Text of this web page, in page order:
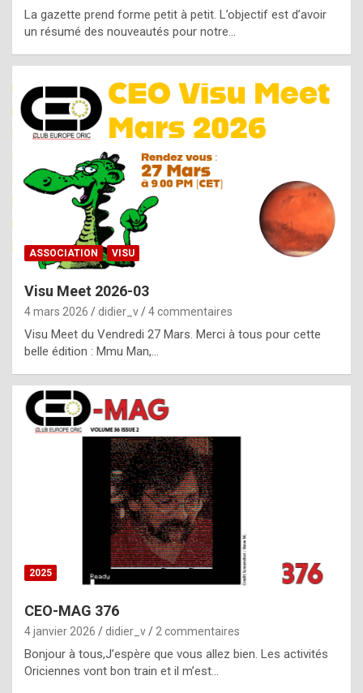
e
n
u
i
n
e
R
o
p
l
c
h
i
s
t
o
r
p
e
c
La gazette prend forme petit à petit. L’objectif est d’avoir
un résumé des nouveautés pour notre…
ASSOCIATION VISU
Visu Meet 2026-03
4 mars 2026 didier_v 4 commentaires
Visu Meet du Vendredi 27 Mars. Merci à tous pour cette
belle édition : Mmu Man,…
2025
CEO-MAG 376
4 janvier 2026 didier_v 2 commentaires
Bonjour à tous,J’espère que vous allez bien. Les activités
Oriciennes vont bon train et il m’est…